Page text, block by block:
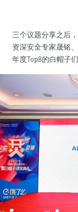
三个议题分享之后
资深安全专家晟铭
年度Top8的白帽子